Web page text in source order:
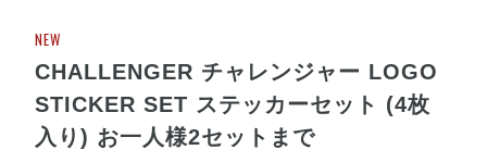
NEW
CHALLENGER チャレンジャー LOGO
STICKER SET ステッカーセット (4枚
入り) お一人様2セットまで